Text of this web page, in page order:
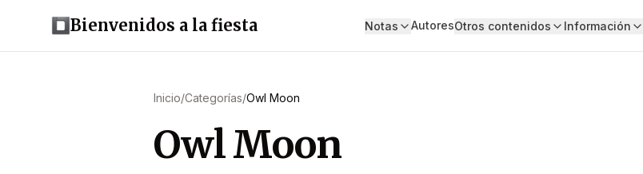
Bienvenidos a la fiesta Notas AutoresOtros contenidos Información
Inicio/Categorías/Owl Moon
Owl Moon